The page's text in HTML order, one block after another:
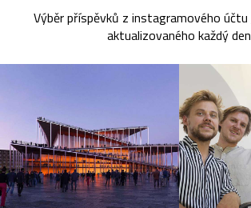
Výběr příspěvků z instagramového účtu
aktualizovaného každý den